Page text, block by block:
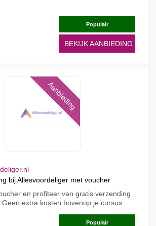
Populair
BEKIJK AANBIEDING
Aanbieding
bij Allesvoordeliger met voucher
en profiteer van gratis verzending
extra kosten bovenop je cursus
Populair